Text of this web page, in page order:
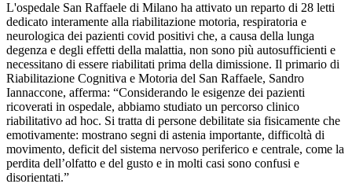
L'ospedale San Raffaele di Milano ha attivato un reparto di 28 letti
dedicato interamente alla riabilitazione motoria, respiratoria e
neurologica dei pazienti covid positivi che, a causa della lunga
degenza e degli effetti della malattia, non sono più autosufficienti e
necessitano di essere riabilitati prima della dimissione. Il primario di
Riabilitazione Cognitiva e Motoria del San Raffaele, Sandro
Iannaccone, afferma: “Considerando le esigenze dei pazienti
ricoverati in ospedale, abbiamo studiato un percorso clinico
riabilitativo ad hoc. Si tratta di persone debilitate sia fisicamente che
emotivamente: mostrano segni di astenia importante, difficoltà di
movimento, deficit del sistema nervoso periferico e centrale, come la
perdita dell’olfatto e del gusto e in molti casi sono confusi e
disorientati.”